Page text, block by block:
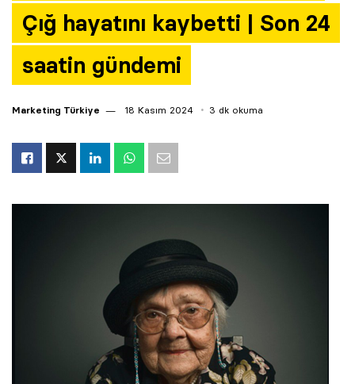
Çığ hayatını kaybetti | Son 24
saatin gündemi
Marketing Türkiye 18 Kasım 2024 3 dk okuma